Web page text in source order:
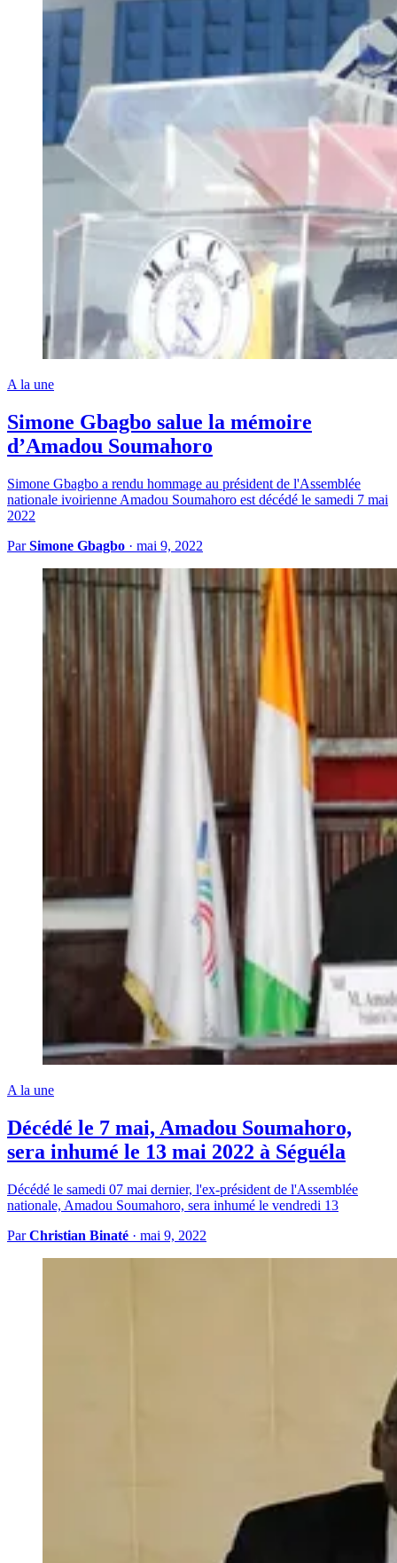
A la une
Simone Gbagbo salue la mémoire
d’Amadou Soumahoro
Simone Gbagbo a rendu hommage au président de l'Assemblée
nationale ivoirienne Amadou Soumahoro est décédé le samedi 7 mai
2022
ParSimone Gbagbo · mai 9, 2022
A la une
Décédé le 7 mai, Amadou Soumahoro,
sera inhumé le 13 mai 2022 à Séguéla
Décédé le samedi 07 mai dernier, l'ex-président de l'Assemblée
nationale, Amadou Soumahoro, sera inhumé le vendredi 13
ParChristian Binaté · mai 9, 2022